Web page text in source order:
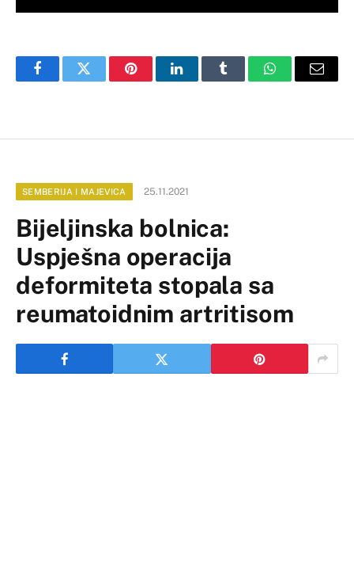
FacebookTwitter PinterestLinkedInTumblr WhatsAppEmail
SEMBERIJA I MAJEVICA 25.11.2021
Bijeljinska bolnica:
Uspješna operacija
deformiteta stopala sa
reumatoidnim artritisom